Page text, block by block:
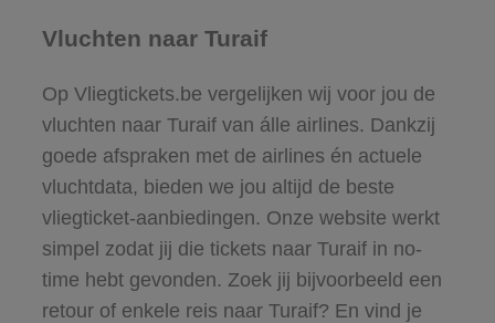
Vluchten naar Turaif
Op Vliegtickets.be vergelijken wij voor jou de
vluchten naar Turaif van álle airlines. Dankzij
goede afspraken met de airlines én actuele
vluchtdata, bieden we jou altijd de beste
vliegticket-aanbiedingen. Onze website werkt
simpel zodat jij die tickets naar Turaif in no-
time hebt gevonden. Zoek jij bijvoorbeeld een
retour of enkele reis naar Turaif? En vind je